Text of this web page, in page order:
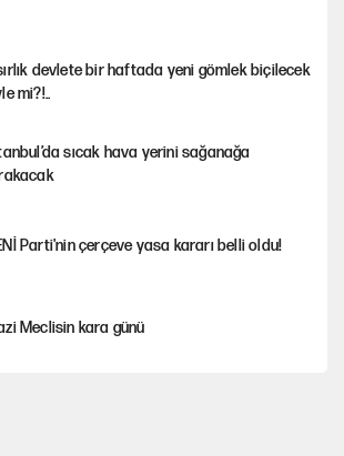
devlete bir haftada yeni gömlek biçilecek
mi?!..
sıcak hava yerini sağanağa
Parti'nin çerçeve yasa kararı belli oldu!
Meclisin kara günü